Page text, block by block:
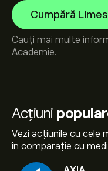
Acțiuni
Vezi acțiunile cu cele
în comparație cu
Cumpără
Cauți mai multe
Academie.